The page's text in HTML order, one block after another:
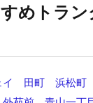
めトラン
田町 浜松町